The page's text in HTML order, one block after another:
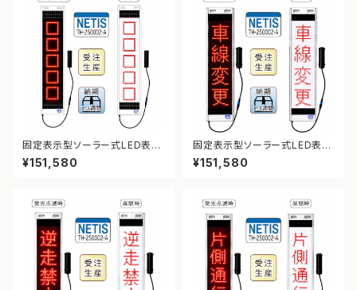
固定表示型ソーラー式LED表示
板 ドットサイン【5文字オーダー
対応】【NETIS登録】
¥151,580
固定表示型ソーラー式LED表示
板 ドットサイン【車線変更】【NE
TIS登録】
¥151,580